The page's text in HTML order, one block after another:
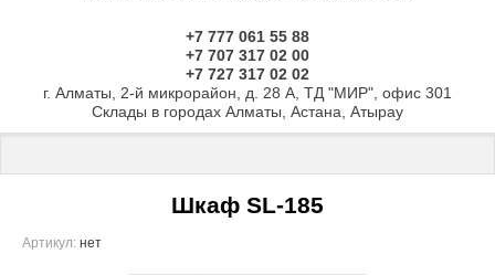
+7 777 061 55 88
+7 707 317 02 00
+7 727 317 02 02
г. Алматы, 2-й микрорайон, д. 28 А, ТД "МИР", офис 301
Склады в городах Алматы, Астана, Атырау
Бухгалтерские шкафы
Шкаф SL-185
Артикул: нет